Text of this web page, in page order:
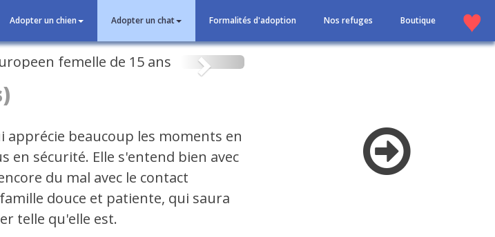
Adopter un chien Adopter un chat Formalités d'adoption Nos refuges Boutique
Suivant
apprécie beaucoup les moments en
en sécurité. Elle s'entend bien avec
du mal avec le contact
douce et patiente, qui saura
telle qu'elle est.